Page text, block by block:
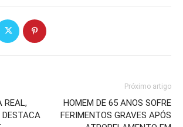
REAL,
DESTACA
Próximo artigo
HOMEM DE 65 ANOS SOFRE
FERIMENTOS GRAVES APÓS